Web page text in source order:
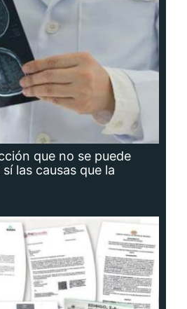
que no se puede
las causas que la